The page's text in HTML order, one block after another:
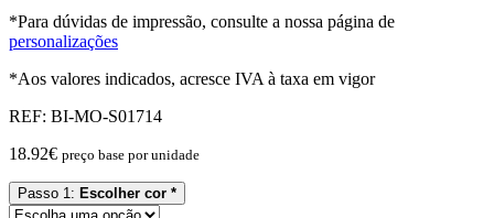
*Para dúvidas de impressão, consulte a nossa página de
personalizações
*Aos valores indicados, acresce IVA à taxa em vigor
REF: BI-MO-S01714
18.92€ preço base por unidade
Passo 1: Escolher cor *